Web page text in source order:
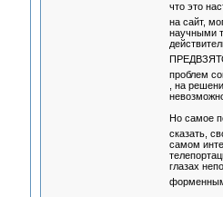
что это
на сайт,
научными
проблем
, на
Но самое
сказать,
самом
глазах